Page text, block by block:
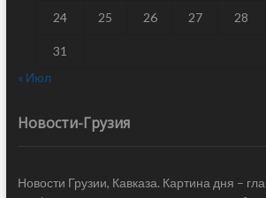
24 25 26 27 28
31
« Июл
Новости-Грузия
Новости Грузии, Кавказа. Картина дня –